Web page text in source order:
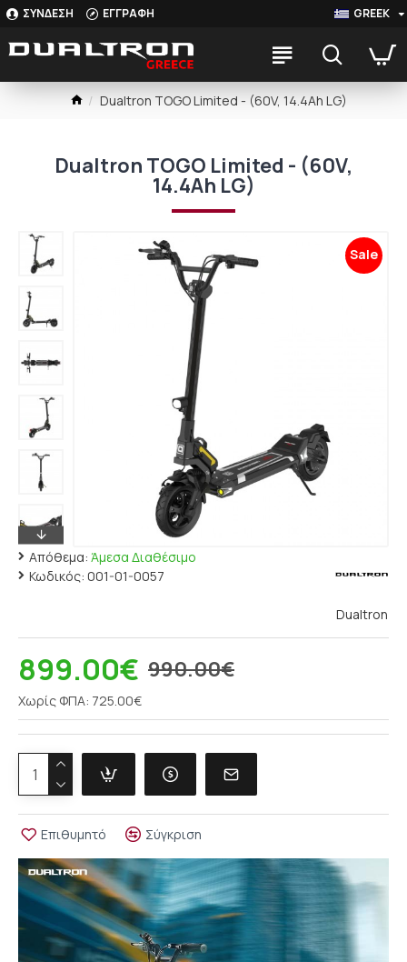
ΣΥΝΔΕΣΗ ΕΓΓΡΑΦΗ GREEK
Dualtron TOGO Limited - (60V, 14.4Ah LG)
Dualtron TOGO Limited - (60V,
14.4Ah LG)
Sale
Απόθεμα: Άμεσα Διαθέσιμο
Κωδικός: 001-01-0057
Dualtron
899.00€ 990.00€
Χωρίς ΦΠΑ: 725.00€
Επιθυμητό Σύγκριση